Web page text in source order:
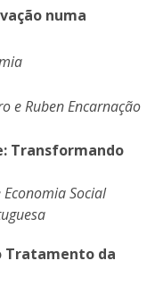
numa
e Ruben Encarnação
Transformando
Social
Tratamento da